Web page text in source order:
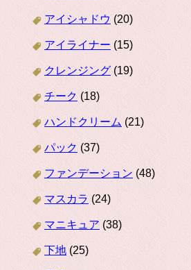
アイシャドウ (20)
アイライナー (15)
クレンジング(19)
チーク (18)
ハンドクリーム (21)
パック (37)
ファンデーション (48)
マスカラ (24)
マニキュア (38)
下地 (25)